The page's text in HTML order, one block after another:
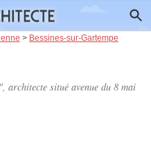
> Bessines-sur-Gartempe
architecte situé avenue du 8 mai